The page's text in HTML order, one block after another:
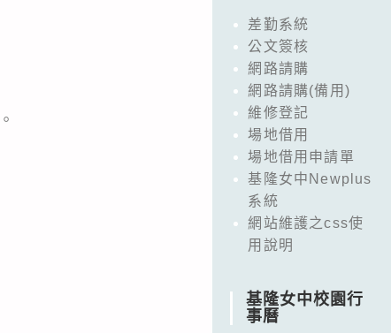
差勤系統
公文簽核
網路請購
網路請購(備用)
維修登記
場地借用
場地借用申請單
基隆女中Newplus
系統
網站維護之css使
用說明
基隆女中校園行
事曆